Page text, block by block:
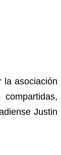
la asociación
Justin